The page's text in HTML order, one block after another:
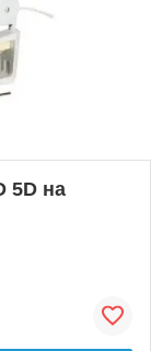
5D на